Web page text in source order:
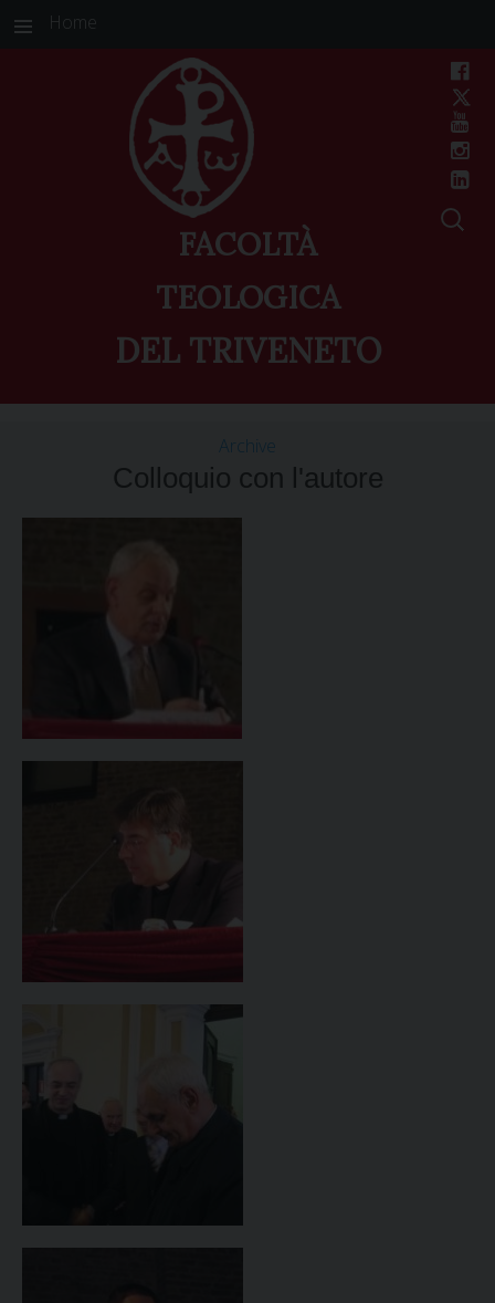
Home
FACOLTÀ
TEOLOGICA
DEL TRIVENETO
Archive
Colloquio con l'autore